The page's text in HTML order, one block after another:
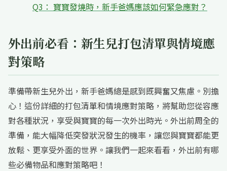
Q3： 寶寶發燒時，新手爸媽應該如何緊急應對？
外出前必看：新生兒打包清單與情境應
對策略
準備帶新生兒外出，新手爸媽總是感到既興奮又焦慮。別擔
心！這份詳細的打包清單和情境應對策略，將幫助您從容應
對各種狀況，享受與寶寶的每一次外出時光。外出前周全的
準備，能大幅降低突發狀況發生的機率，讓您與寶寶都能更
放鬆、更享受外面的世界。讓我們一起來看看，外出前有哪
些必備物品和應對策略吧！